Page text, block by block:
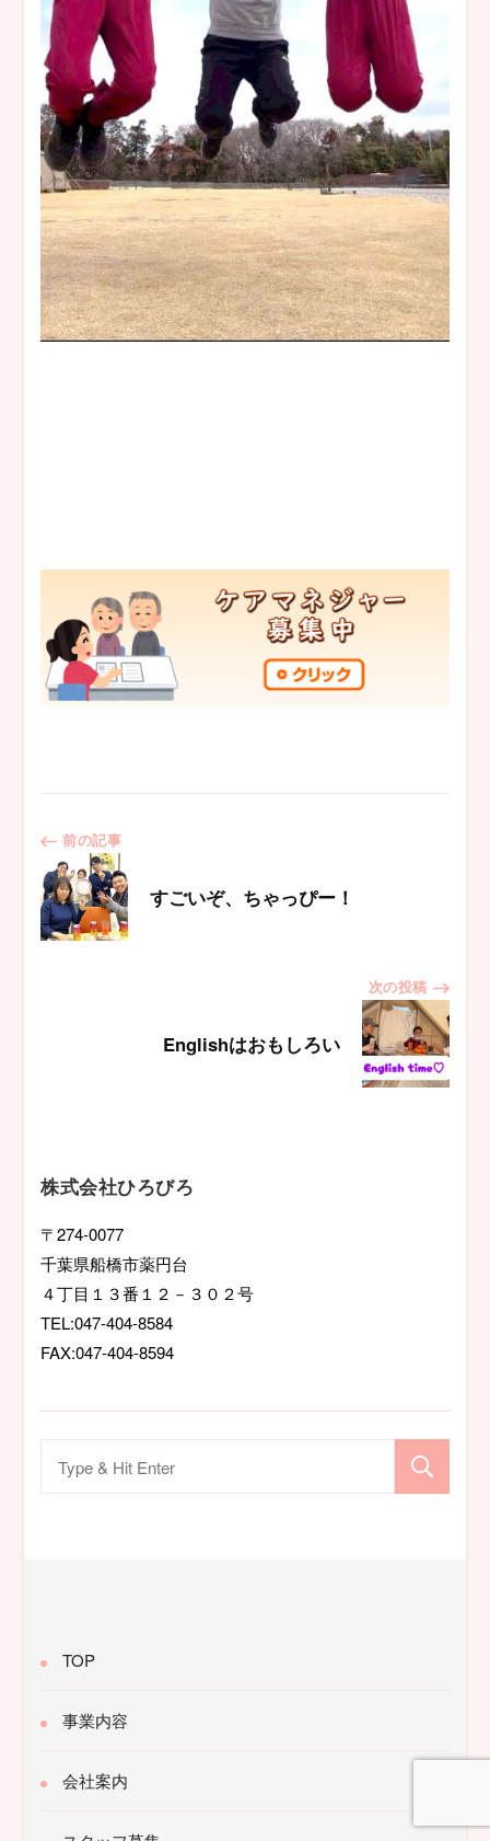
投
稿
ナ
シ
ョ
ン
前の記事
すごいぞ、ちゃっぴー！
次の投稿
Englishはおもしろい
株式会社ひろびろ
〒274-0077
千葉県船橋市薬円台
４丁目１３番１２－３０２号
TEL:047-404-8584
FAX:047-404-8594
TOP
事業内容
会社案内